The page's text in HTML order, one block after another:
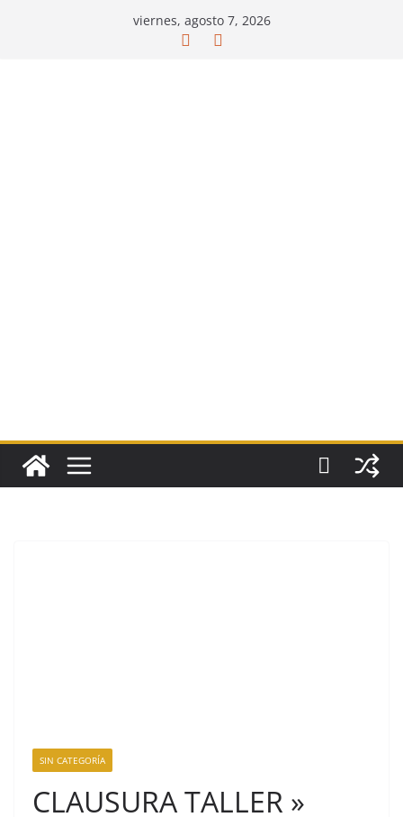
viernes, agosto 7, 2026
SIN CATEGORÍA
CLAUSURA TALLER »